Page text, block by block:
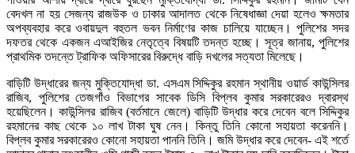
বেদখল না হয় সেজন্য রাজউক ও ঢাকার আদালত থেকে নিষেধাজ্ঞা দেয়া হলেও ক্ষমতার
অপব্যবহার করে ওবায়দুল বহুতল ভবন নির্মাণের কাজ চালিয়ে যাচ্ছেন। পুলিশের সদর
দফতর থেকে একজন এআইজির নেতৃত্বে বিষয়টি তদন্ত হচ্ছে। সূত্র জানায়, পুলিশের
প্রাথমিক তদন্তে ট্রাফিক অফিসারের বিরুদ্ধে বাড়ি দখলের সত্যতা মিলেছে।
বাড়িটি উদ্ধারের জন্য মুক্তিযোদ্ধা ডা. এসএম সিদ্দিকুর রহমান স্থানীয় ওয়ার্ড কাউন্সিলর
রাজিব, পুলিশের তেজগাঁও বিভাগের সাবেক ডিসি বিপ্লব কুমার সরকারেরও দ্বারস্থ
হয়েছিলেন। কাউন্সিলর রাজিব (বর্তমানে জেলে) বাড়িটি উদ্ধার করে দেবেন বলে সিদ্দিকুর
রহমানের কাছ থেকে ১০ লাখ টাকা ঘুষ নেন। কিন্তু তিনি কোনো সহায়তা করেননি।
বিপ্লব কুমার সরকারেরও কোনো সহায়তা পাননি তিনি। জমি উদ্ধার করে দেবেন- এই শর্তে